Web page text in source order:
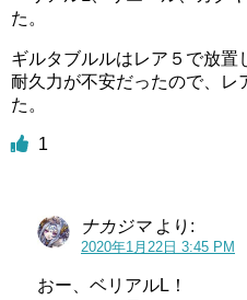
た。
ギルタブルルはレア５で放置
耐久力が不安だったので、レ
た。
1
ナカジマ より:
2020年1月22日 3:45 PM
おー、ベリアルL！